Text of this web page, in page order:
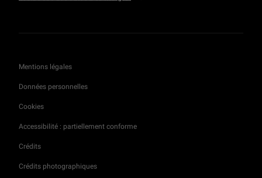
Mentions légales
Données personnelles
Cookies
Accessibilité : partiellement conforme
Crédits
Crédits photographiques